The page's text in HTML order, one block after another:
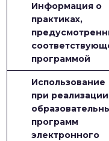
Информация о
практиках,
программой
Использование
при реализации
программ
электронного